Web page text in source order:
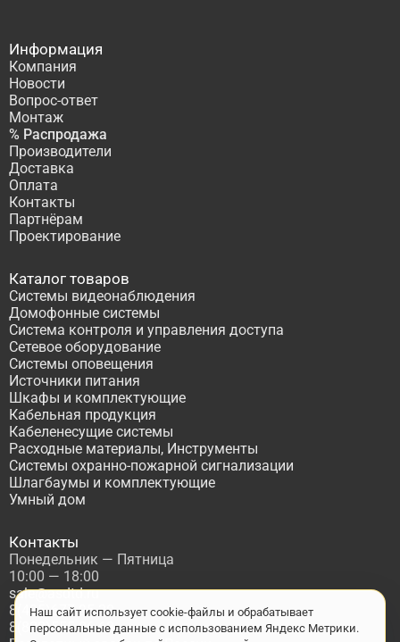
Информация
Компания
Новости
Вопрос-ответ
Монтаж
% Распродажа
Производители
Доставка
Оплата
Контакты
Партнёрам
Проектирование
Каталог товаров
Системы видеонаблюдения
Домофонные системы
Система контроля и управления доступа
Сетевое оборудование
Системы оповещения
Источники питания
Шкафы и комплектующие
Кабельная продукция
Кабеленесущие системы
Расходные материалы, Инструменты
Системы охранно-пожарной сигнализации
Шлагбаумы и комплектующие
Умный дом
Контакты
Понедельник — Пятница
10:00 — 18:00
sale@asdtd.ru
8(495)677-95-20
8(800)555-06-68
Наш сайт использует cookie-файлы и обрабатывает
персональные данные с использованием Яндекс Метрики.